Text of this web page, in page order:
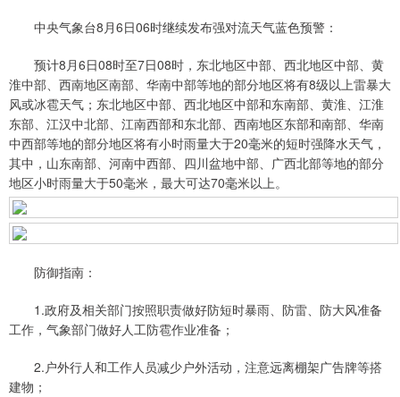
中央气象台8月6日06时继续发布强对流天气蓝色预警：
预计8月6日08时至7日08时，东北地区中部、西北地区中部、黄
淮中部、西南地区南部、华南中部等地的部分地区将有8级以上雷暴大
风或冰雹天气；东北地区中部、西北地区中部和东南部、黄淮、江淮
东部、江汉中北部、江南西部和东北部、西南地区东部和南部、华南
中西部等地的部分地区将有小时雨量大于20毫米的短时强降水天气，
其中，山东南部、河南中西部、四川盆地中部、广西北部等地的部分
地区小时雨量大于50毫米，最大可达70毫米以上。
防御指南：
1.政府及相关部门按照职责做好防短时暴雨、防雷、防大风准备
工作，气象部门做好人工防雹作业准备；
2.户外行人和工作人员减少户外活动，注意远离棚架广告牌等搭
建物；